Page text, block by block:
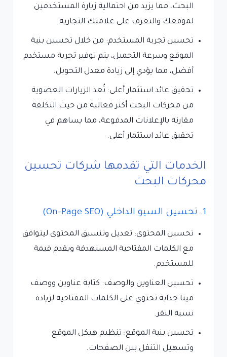
البحث، مما يزيد من احتمالية زيارة المستخدمين
لموقعك والتعرف على علامتك التجارية.
تحسين تجربة المستخدم: من خلال تحسين بنية
الموقع وسرعة التحميل، يتم توفير تجربة مستخدم
أفضل، مما يؤدي إلى زيادة معدل التحويل.
تحقيق عائد استثمار أعلى: تُعد الزيارات العضوية
من محركات البحث أكثر فعالية من حيث التكلفة
مقارنة بالإعلانات المدفوعة، مما يساهم في
تحقيق عائد استثمار أعلى.
الخدمات التي تقدمها شركات تحسين
محركات البحث
1. تحسين السيو الداخلي (On-Page SEO)
تحسين المحتوى: تعديل وتنسيق المحتوى ليتوافق
مع الكلمات المفتاحية المستهدفة ويقدم قيمة
للمستخدم.
تحسين العناوين والوصف: كتابة عناوين ووصف
ميتا جذابة تحتوي على الكلمات المفتاحية لزيادة
نسبة النقر.
تحسين بنية الموقع: تنظيم هيكل الموقع
وتسهيل التنقل بين الصفحات.